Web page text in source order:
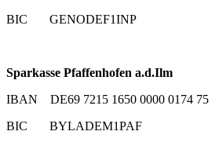
BIC GENODEF1INP
Sparkasse Pfaffenhofen a.d.Ilm
IBAN DE69 7215 1650 0000 0174 75
BIC BYLADEM1PAF